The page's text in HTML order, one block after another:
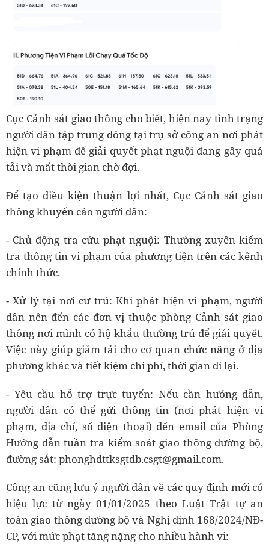
Cục Cảnh sát giao thông cho biết, hiện nay tình trạng
người dân tập trung đông tại trụ sở công an nơi phát
hiện vi phạm để giải quyết phạt nguội đang gây quá
tải và mất thời gian chờ đợi.
Để tạo điều kiện thuận lợi nhất, Cục Cảnh sát giao
thông khuyến cáo người dân:
- Chủ động tra cứu phạt nguội: Thường xuyên kiểm
tra thông tin vi phạm của phương tiện trên các kênh
chính thức.
- Xử lý tại nơi cư trú: Khi phát hiện vi phạm, người
dân nên đến các đơn vị thuộc phòng Cảnh sát giao
thông nơi mình có hộ khẩu thường trú để giải quyết.
Việc này giúp giảm tải cho cơ quan chức năng ở địa
phương khác và tiết kiệm chi phí, thời gian đi lại.
- Yêu cầu hỗ trợ trực tuyến: Nếu cần hướng dẫn,
người dân có thể gửi thông tin (nơi phát hiện vi
phạm, địa chỉ, số điện thoại) đến email của Phòng
Hướng dẫn tuần tra kiểm soát giao thông đường bộ,
đường sắt: phonghdttksgtdb.csgt@gmail.com.
Công an cũng lưu ý người dân về các quy định mới có
hiệu lực từ ngày 01/01/2025 theo Luật Trật tự an
toàn giao thông đường bộ và Nghị định 168/2024/NĐ-
CP, với mức phạt tăng nặng cho nhiều hành vi: